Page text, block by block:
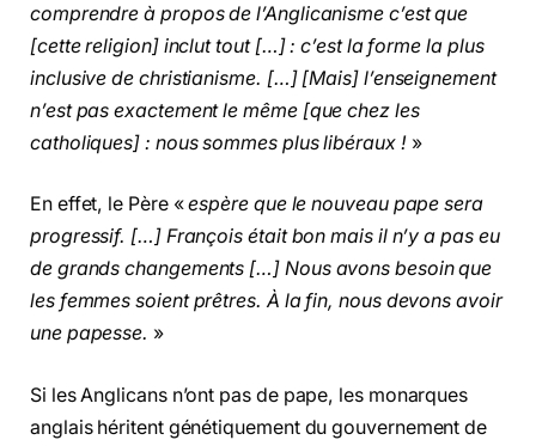
comprendre à propos de l’Anglicanisme c’est que
[cette religion] inclut tout […] : c’est la forme la plus
inclusive de christianisme. […] [Mais] l’enseignement
n’est pas exactement le même [que chez les
catholiques] : nous sommes plus libéraux !»
En effet, le Père «espère que le nouveau pape sera
progressif. […] François était bon mais il n’y a pas eu
de grands changements […] Nous avons besoin que
les femmes soient prêtres. À la fin, nous devons avoir
une papesse. »
Si les Anglicans n’ont pas de pape, les monarques
anglais héritent génétiquement du gouvernement de